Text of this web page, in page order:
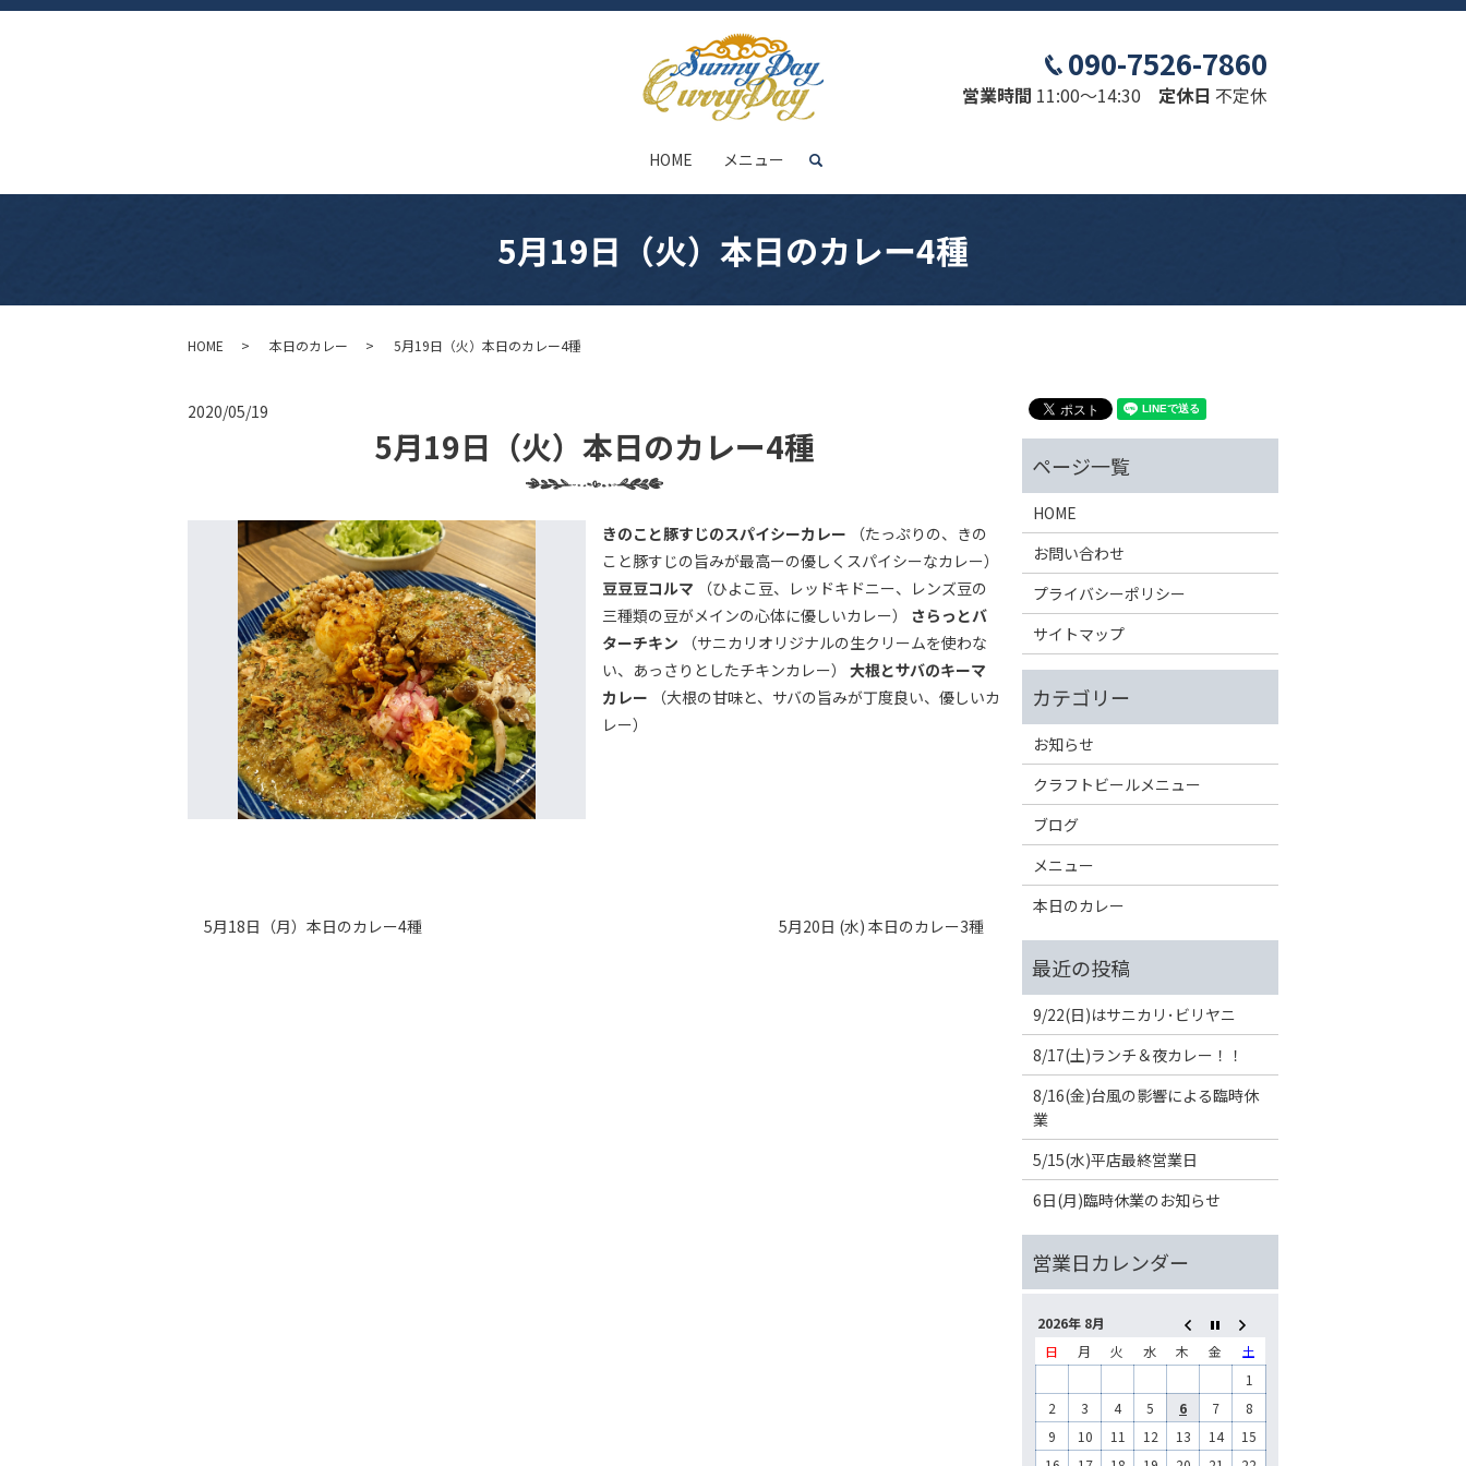
HOME メニュー search
090-7526-7860
営業時間 11:00～14:30 定休日 不定休
5月19日（火）本日のカレー4種
HOME 本日のカレー 5月19日（火）本日のカレー4種
2020/05/19
5月19日（火）本日のカレー4種
きのこと豚すじのスパイシーカレー （たっぷりの、きの
こと豚すじの旨みが最高ーの優しくスパイシーなカレー）
豆豆豆コルマ （ひよこ豆、レッドキドニー、レンズ豆の
三種類の豆がメインの心体に優しいカレー） さらっとバ
ターチキン （サニカリオリジナルの生クリームを使わな
い、あっさりとしたチキンカレー） 大根とサバのキーマ
カレー （大根の甘味と、サバの旨みが丁度良い、優しいカ
レー）
5月18日（月）本日のカレー4種 5月20日 (水) 本日のカレー3種
HOME
お問い合わせ
プライバシーポリシー
サイトマップ
お知らせ
クラフトビールメニュー
ブログ
メニュー
本日のカレー
9/22(日)はサニカリ･ビリヤニ
8/17(土)ランチ＆夜カレー！！
8/16(金)台風の影響による臨時休
業
5/15(水)平店最終営業日
6日(月)臨時休業のお知らせ
2026年 8月
日
月 火 水 木 金
土
1
2
3 4 5 6 7
8
9
10 11 12 13 14
15